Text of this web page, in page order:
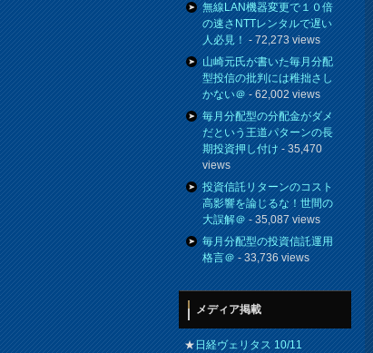
無線LAN機器変更で１０倍
の速さNTTレンタルで遅い
人必見！- 72,273 views
山崎元氏が書いた毎月分配
型投信の批判には稚拙さし
かない＠- 62,002 views
毎月分配型の分配金がダメ
だという王道パターンの長
期投資押し付け- 35,470
views
投資信託リターンのコスト
高影響を論じるな！世間の
大誤解＠- 35,087 views
毎月分配型の投資信託運用
格言＠- 33,736 views
メディア掲載
★日経ヴェリタス 10/11